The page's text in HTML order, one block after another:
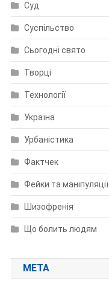
Суд
Суспільство
Сьогодні свято
Творці
Технології
Україна
Урбаністика
Фактчек
Фейки та маніпуляції
Шизофренія
Що болить людям
МЕТА